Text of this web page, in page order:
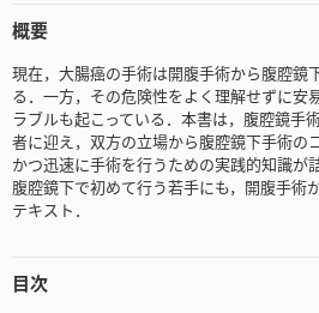
概要
現在，大腸癌の手術は開腹手術から腹腔鏡
る．一方，その危険性をよく理解せずに安
ラブルも起こっている．本書は，腹腔鏡手
者に迎え，双方の立場から腹腔鏡下手術の
かつ迅速に手術を行うための実践的知識が
腹腔鏡下で初めて行う若手にも，開腹手術
テキスト．
目次